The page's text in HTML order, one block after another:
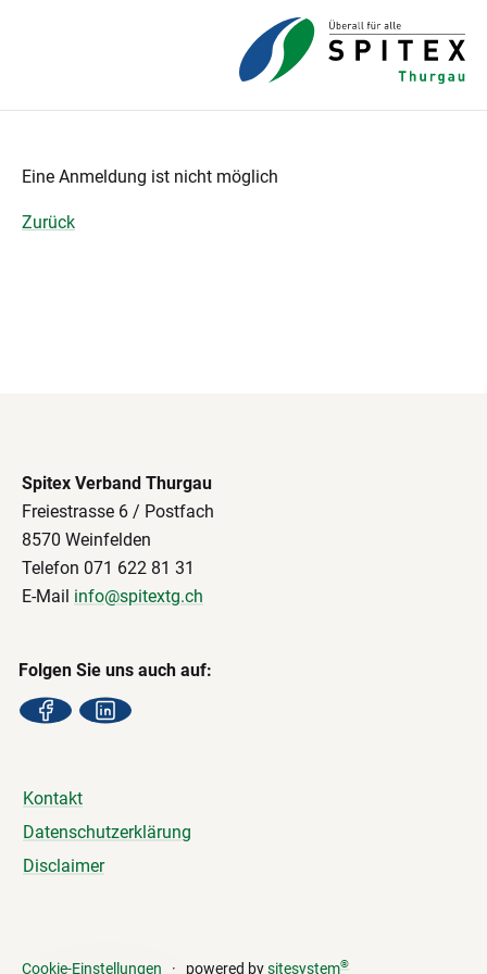
Eine Anmeldung ist nicht möglich
Zurück
Spitex Verband Thurgau
Freiestrasse 6 / Postfach
8570 Weinfelden
Telefon 071 622 81 31
E-Mail info@spitextg.ch
Folgen Sie uns auch auf:
Kontakt
Datenschutzerklärung
Disclaimer
Cookie-Einstellungen powered bysitesystem®